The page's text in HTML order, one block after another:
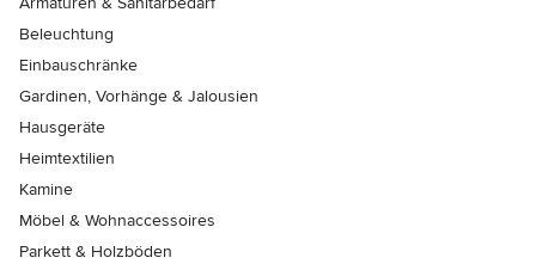
Beleuchtung
Einbauschränke
Gardinen, Vorhänge & Jalousien
Hausgeräte
Heimtextilien
Kamine
Möbel & Wohnaccessoires
Parkett & Holzböden